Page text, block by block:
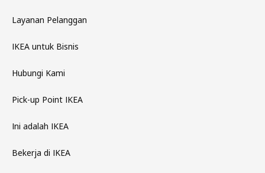
Layanan Pelanggan
IKEA untuk Bisnis
Hubungi Kami
Pick-up Point IKEA
Ini adalah IKEA
Bekerja di IKEA